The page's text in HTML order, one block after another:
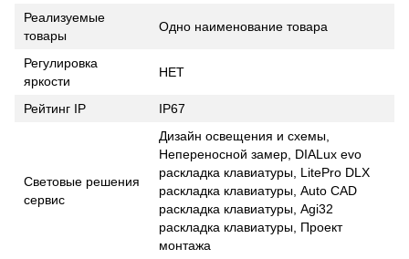
Реализуемые
товары
Одно наименование товара
Регулировка
яркости
НЕТ
Рейтинг IP IP67
Световые решения
сервис
Дизайн освещения и схемы,
Непереносной замер, DIALux evo
раскладка клавиатуры, LitePro DLX
раскладка клавиатуры, Auto CAD
раскладка клавиатуры, Agi32
раскладка клавиатуры, Проект
монтажа